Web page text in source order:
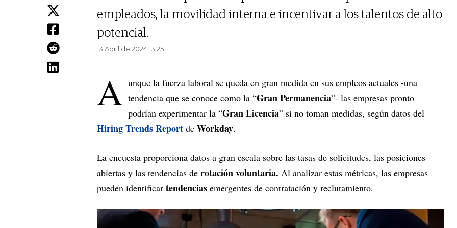
empleados, la movilidad interna e incentivar a los talentos de alto
potencial.
13 Abril de 2024 13.25
A unque la fuerza laboral se queda en gran medida en sus empleos actuales -una
tendencia que se conoce como la “Gran Permanencia”- las empresas pronto
podrían experimentar la “Gran Licencia” si no toman medidas, según datos del
Hiring Trends Report de Workday.
La encuesta proporciona datos a gran escala sobre las tasas de solicitudes, las posiciones
abiertas y las tendencias de rotación voluntaria. Al analizar estas métricas, las empresas
pueden identificar tendencias emergentes de contratación y reclutamiento.